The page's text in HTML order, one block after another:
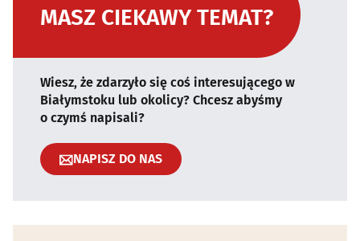
MASZ CIEKAWY TEMAT?
Wiesz, że zdarzyło się coś interesującego w
Białymstoku lub okolicy? Chcesz abyśmy
o czymś napisali?
NAPISZ DO NAS